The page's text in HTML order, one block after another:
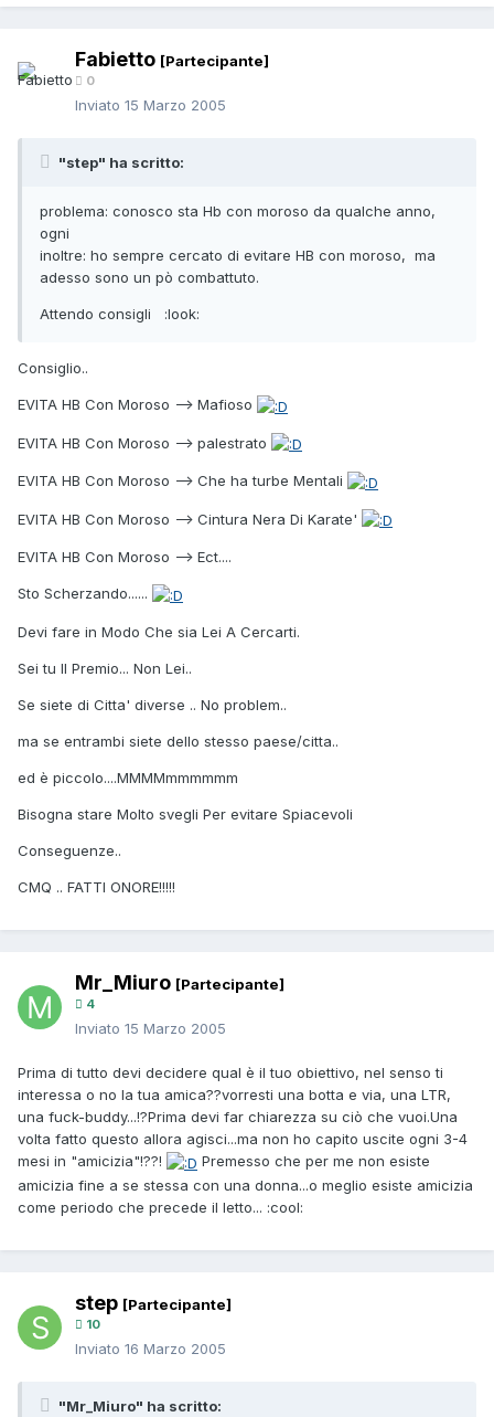
Fabietto [Partecipante]
0
Inviato 15 Marzo 2005
"step" ha scritto:
problema: conosco sta Hb con moroso da qualche anno,
ogni
inoltre: ho sempre cercato di evitare HB con moroso, ma
adesso sono un pò combattuto.
Attendo consigli :look:
Consiglio..
EVITA HB Con Moroso --> Mafioso
EVITA HB Con Moroso --> palestrato
EVITA HB Con Moroso --> Che ha turbe Mentali
EVITA HB Con Moroso --> Cintura Nera Di Karate'
EVITA HB Con Moroso --> Ect....
Sto Scherzando......
Devi fare in Modo Che sia Lei A Cercarti.
Sei tu Il Premio... Non Lei..
Se siete di Citta' diverse .. No problem..
ma se entrambi siete dello stesso paese/citta..
ed è piccolo....MMMMmmmmmm
Bisogna stare Molto svegli Per evitare Spiacevoli
Conseguenze..
CMQ .. FATTI ONORE!!!!!
Mr_Miuro [Partecipante]
4
Inviato 15 Marzo 2005
Prima di tutto devi decidere qual è il tuo obiettivo, nel senso ti
interessa o no la tua amica??vorresti una botta e via, una LTR,
una fuck-buddy...!?Prima devi far chiarezza su ciò che vuoi.Una
volta fatto questo allora agisci...ma non ho capito uscite ogni 3-4
mesi in "amicizia"!??!
Premesso che per me non esiste
amicizia fine a se stessa con una donna...o meglio esiste amicizia
come periodo che precede il letto... :cool:
step [Partecipante]
10
Inviato 16 Marzo 2005
"Mr_Miuro" ha scritto: